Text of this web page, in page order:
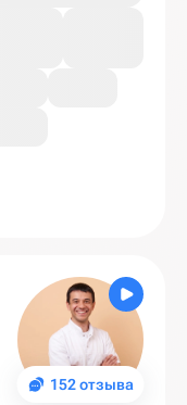
152 отзыва